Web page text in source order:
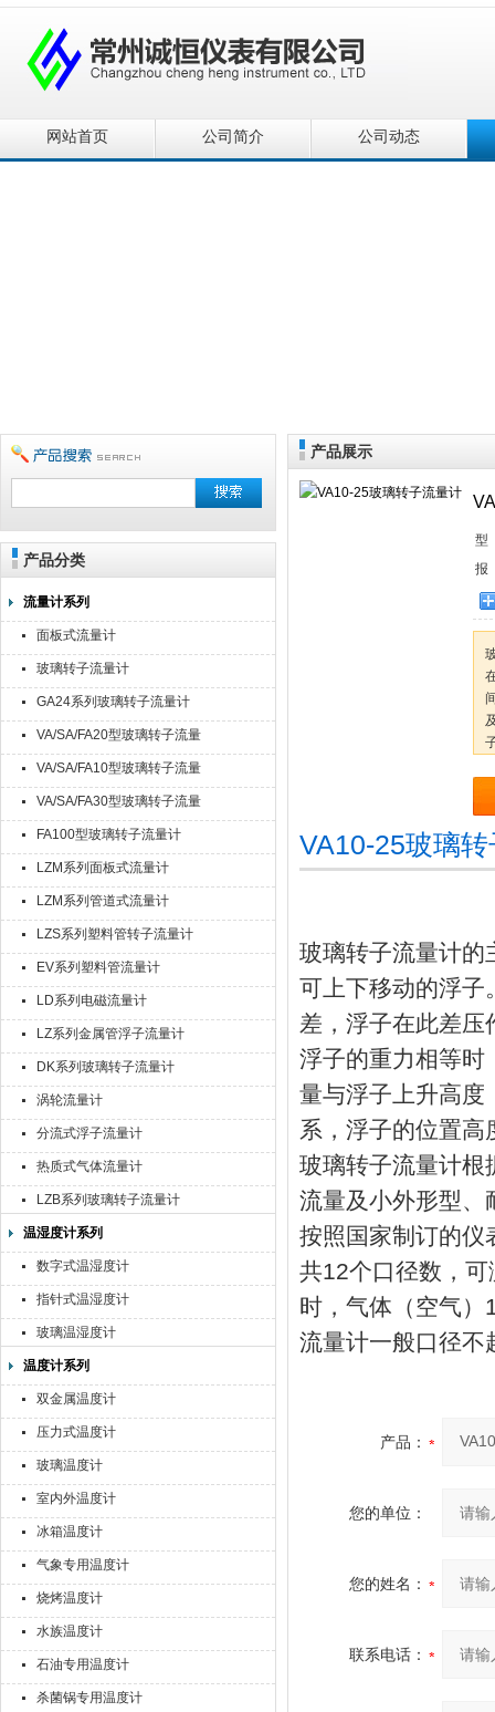
网站首页 公司简介 公司动态
产品分类
流量计系列
面板式流量计
玻璃转子流量计
GA24系列玻璃转子流量计
VA/SA/FA20型玻璃转子流量
计
VA/SA/FA10型玻璃转子流量
计
VA/SA/FA30型玻璃转子流量
计
FA100型玻璃转子流量计
LZM系列面板式流量计
LZM系列管道式流量计
LZS系列塑料管转子流量计
EV系列塑料管流量计
LD系列电磁流量计
LZ系列金属管浮子流量计
DK系列玻璃转子流量计
涡轮流量计
分流式浮子流量计
热质式气体流量计
LZB系列玻璃转子流量计
温湿度计系列
数字式温湿度计
指针式温湿度计
玻璃温湿度计
温度计系列
双金属温度计
压力式温度计
玻璃温度计
室内外温度计
冰箱温度计
气象专用温度计
烧烤温度计
水族温度计
石油专用温度计
杀菌锅专用温度计
产品展示
型
报
VA10-25玻璃
玻璃转子流量计的
可上下移动的浮子
差，浮子在此差压
浮子的重力相等时
量与浮子上升高度
系，浮子的位置高
玻璃转子流量计根
流量及小外形型、
按照国家制订的仪
共12个口径数，
时，气体（空气
流量计一般口径不
产品：
您的单位：
您的姓名：
联系电话：